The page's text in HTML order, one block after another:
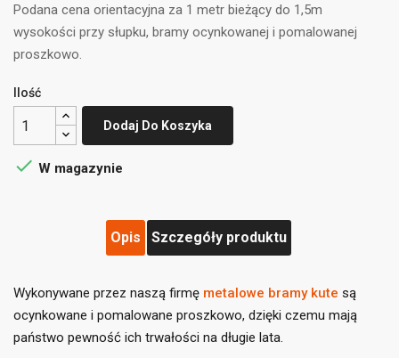
Podana cena orientacyjna za 1 metr bieżący do 1,5m
wysokości przy słupku, bramy ocynkowanej i pomalowanej
proszkowo.
Ilość
Dodaj Do Koszyka
 W magazynie
Opis Szczegóły produktu
Wykonywane przez naszą firmę metalowe bramy kute są
ocynkowane i pomalowane proszkowo, dzięki czemu mają
państwo pewność ich trwałości na długie lata.